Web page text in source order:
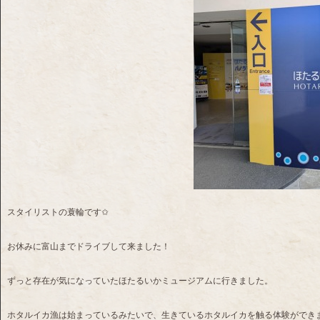
スタイリストの蓑輪です✩
お休みに富山までドライブして来ました！
ずっと存在が気になっていたほたるいかミュージアムに行きました。
ホタルイカ漁は始まっているみたいで、生きているホタルイカを触る体験ができ